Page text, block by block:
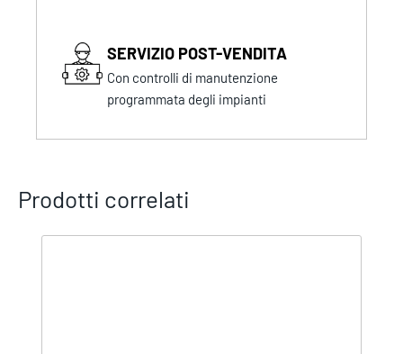
SERVIZIO POST-VENDITA
Con controlli di manutenzione
programmata degli impianti
Prodotti correlati